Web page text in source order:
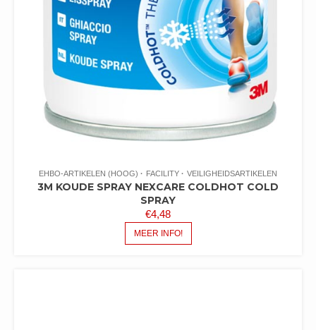
EHBO-ARTIKELEN (HOOG) FACILITY VEILIGHEIDSARTIKELEN
3M KOUDE SPRAY NEXCARE COLDHOT COLD
SPRAY
€4,48
MEER INFO!